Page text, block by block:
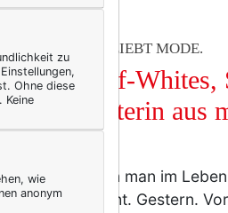
TEXTERELLA LIEBT MODE.
Beige, Off-Whites,
Modeflüsterin aus
Natürlich kann man im
schon gemacht. Gestern.
zu
Ohne diese
Keine
wie
anonym